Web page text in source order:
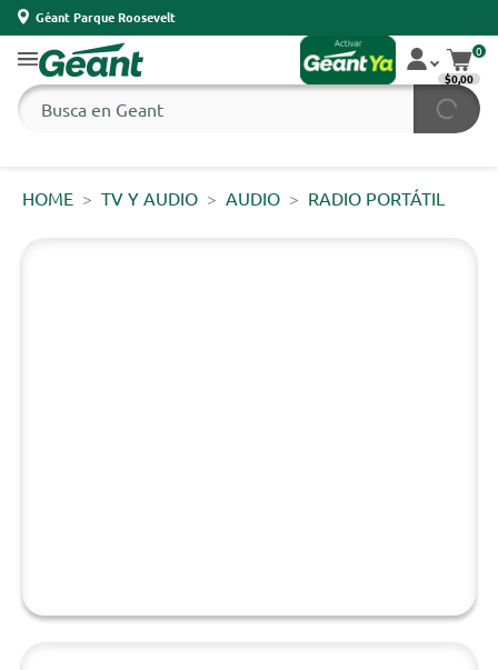
Géant Parque Roosevelt
0
$0,00
HOME TV Y AUDIO AUDIO RADIO PORTÁTIL